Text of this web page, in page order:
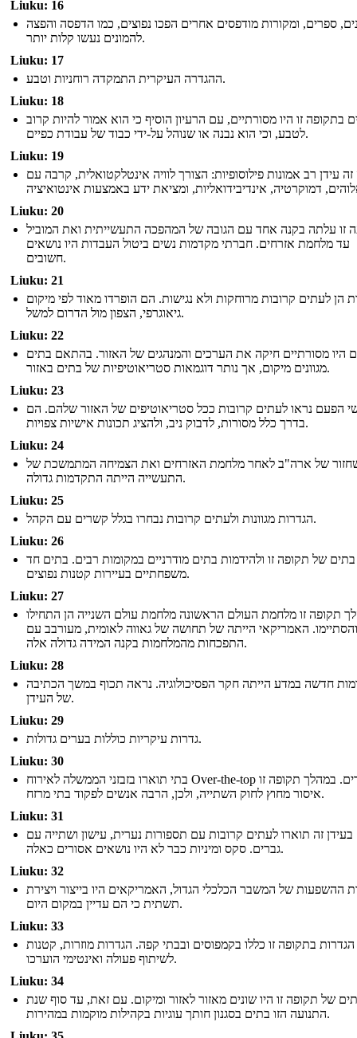
Liuku: 16
ספרים, ומקורות מודפסים אחרים הפכו נפוצים, כמו הדפסה והפצה
להמונים נעשו קלות יותר.
Liuku: 17
ההגדרה העיקרית התמקדה רוחניות וטבע.
Liuku: 18
בתקופה זו היו מסורתיים, עם הרעיון הוסיף כי הוא אמור להיות קרוב
לטבע, וכי הוא נבנה או שנוהל על-ידי כבוד של עבודת כפיים.
Liuku: 19
זה עידן רב אמונות פילוסופיות: הצורך לוויה אינטלקטואלית, קרבה עם
Liuku: 20
זו עלתה בקנה אחד עם הגובה של המהפכה התעשייתית ואת המוביל
עד מלחמת אזרחים. חברתי מקדמות נשים ביטול העבדות היו נושאים
חשובים.
Liuku: 21
הן לעתים קרובות מרוחקות ולא נגישות. הם הופרדו מאוד לפי מיקום
גיאוגרפי, הצפון מול הדרום למשל.
Liuku: 22
היו מסורתיים חיקה את הערכים והמנהגים של האזור. בהתאם בתים
מגוונים מיקום, אך נותר דוגמאות סטריאוטיפיות של בתים באזור.
Liuku: 23
הפעם נראו לעתים קרובות ככל סטריאוטיפים של האזור שלהם. הם
בדרך כלל מסורות, לדבוק ניב, ולהציג תכונות אישיות צפויות.
Liuku: 24
של ארה"ב לאחר מלחמת האזרחים ואת הצמיחה המתמשכת של
התעשייה הייתה התקדמות גדולה.
Liuku: 25
הגדרות מגוונות ולעתים קרובות נבחרו בגלל קשרים עם הקהל.
Liuku: 26
בתים של תקופה זו ולהידמות בתים מודרניים במקומות רבים. בתים חד
משפחתיים בעיירות קטנות נפוצים.
Liuku: 27
תקופה זו מלחמת העולם הראשונה מלחמת עולם השנייה הן התחילו
והסתיימו. האמריקאי הייתה של תחושה של גאווה לאומית, מעורבב עם
התפכחות מהמלחמות בקנה המידה גדולה אלה.
Liuku: 28
חדשה במדע הייתה חקר הפסיכולוגיה. נראה תכוף במשך הכתיבה
של העידן.
Liuku: 29
גדרות עיקריות כוללות בערים גדולות.
Liuku: 30
בתי תוארו בזבזני הממשלה לאירוח Over-the-top הצדדים. במהלך תקופה זו
איסור מחוץ לחוק השתייה, ולכן, הרבה אנשים לפקוד בתי מרזח.
Liuku: 31
בעידן זה תוארו לעתים קרובות עם תספורות נערית, עישון ושתייה עם
גברים. סקס ומיניות כבר לא היו נושאים אסורים כאלה.
Liuku: 32
ההשפעות של המשבר הכלכלי הגדול, האמריקאים היו בייצור ויצירת
תשתית כי הם עדיין במקום היום.
Liuku: 33
הגדרות בתקופה זו כללו בקמפוסים ובבתי קפה. הגדרות מוזרות, קטנות
לשיתוף פעולה ואינטימי הוערכו.
Liuku: 34
של תקופה זו היו שונים מאזור לאזור ומיקום. עם זאת, עד סוף שנת
התנועה הזו בתים בסגנון חותך עוגיות בקהילות מוקמות במהירות.